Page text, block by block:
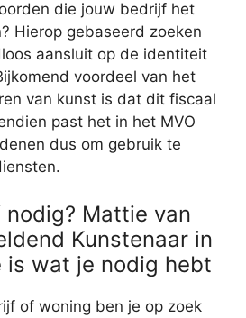
die jouw bedrijf het
Hierop gebaseerd zoeken
aansluit op de identiteit
voordeel van het
van kunst is dat dit fiscaal
past het in het MVO
dus om gebruik te
Mattie van
Kunstenaar in
is wat je nodig hebt
of woning ben je op zoek